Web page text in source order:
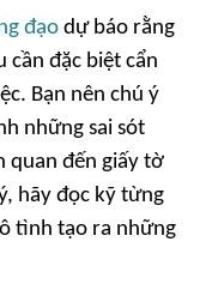
đạo dự báo rằng
đặc biệt cẩn
Bạn nên chú ý
những sai sót
quan đến giấy tờ
hãy đọc kỹ từng
tình tạo ra những